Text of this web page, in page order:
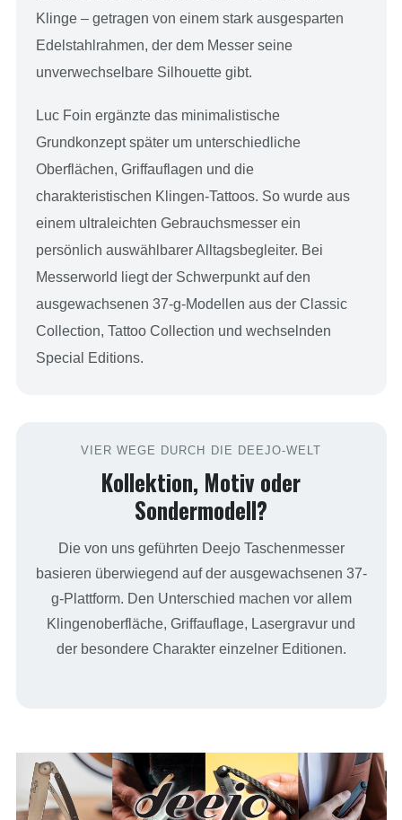
Klinge – getragen von einem stark ausgesparten
Edelstahlrahmen, der dem Messer seine
unverwechselbare Silhouette gibt.
Luc Foin ergänzte das minimalistische
Grundkonzept später um unterschiedliche
Oberflächen, Griffauflagen und die
charakteristischen Klingen-Tattoos. So wurde aus
einem ultraleichten Gebrauchsmesser ein
persönlich auswählbarer Alltagsbegleiter. Bei
Messerworld liegt der Schwerpunkt auf den
ausgewachsenen 37-g-Modellen aus der Classic
Collection, Tattoo Collection und wechselnden
Special Editions.
VIER WEGE DURCH DIE DEEJO-WELT
Kollektion, Motiv oder
Sondermodell?
Die von uns geführten Deejo Taschenmesser
basieren überwiegend auf der ausgewachsenen 37-
g-Plattform. Den Unterschied machen vor allem
Klingenoberfläche, Griffauflage, Lasergravur und
der besondere Charakter einzelner Editionen.